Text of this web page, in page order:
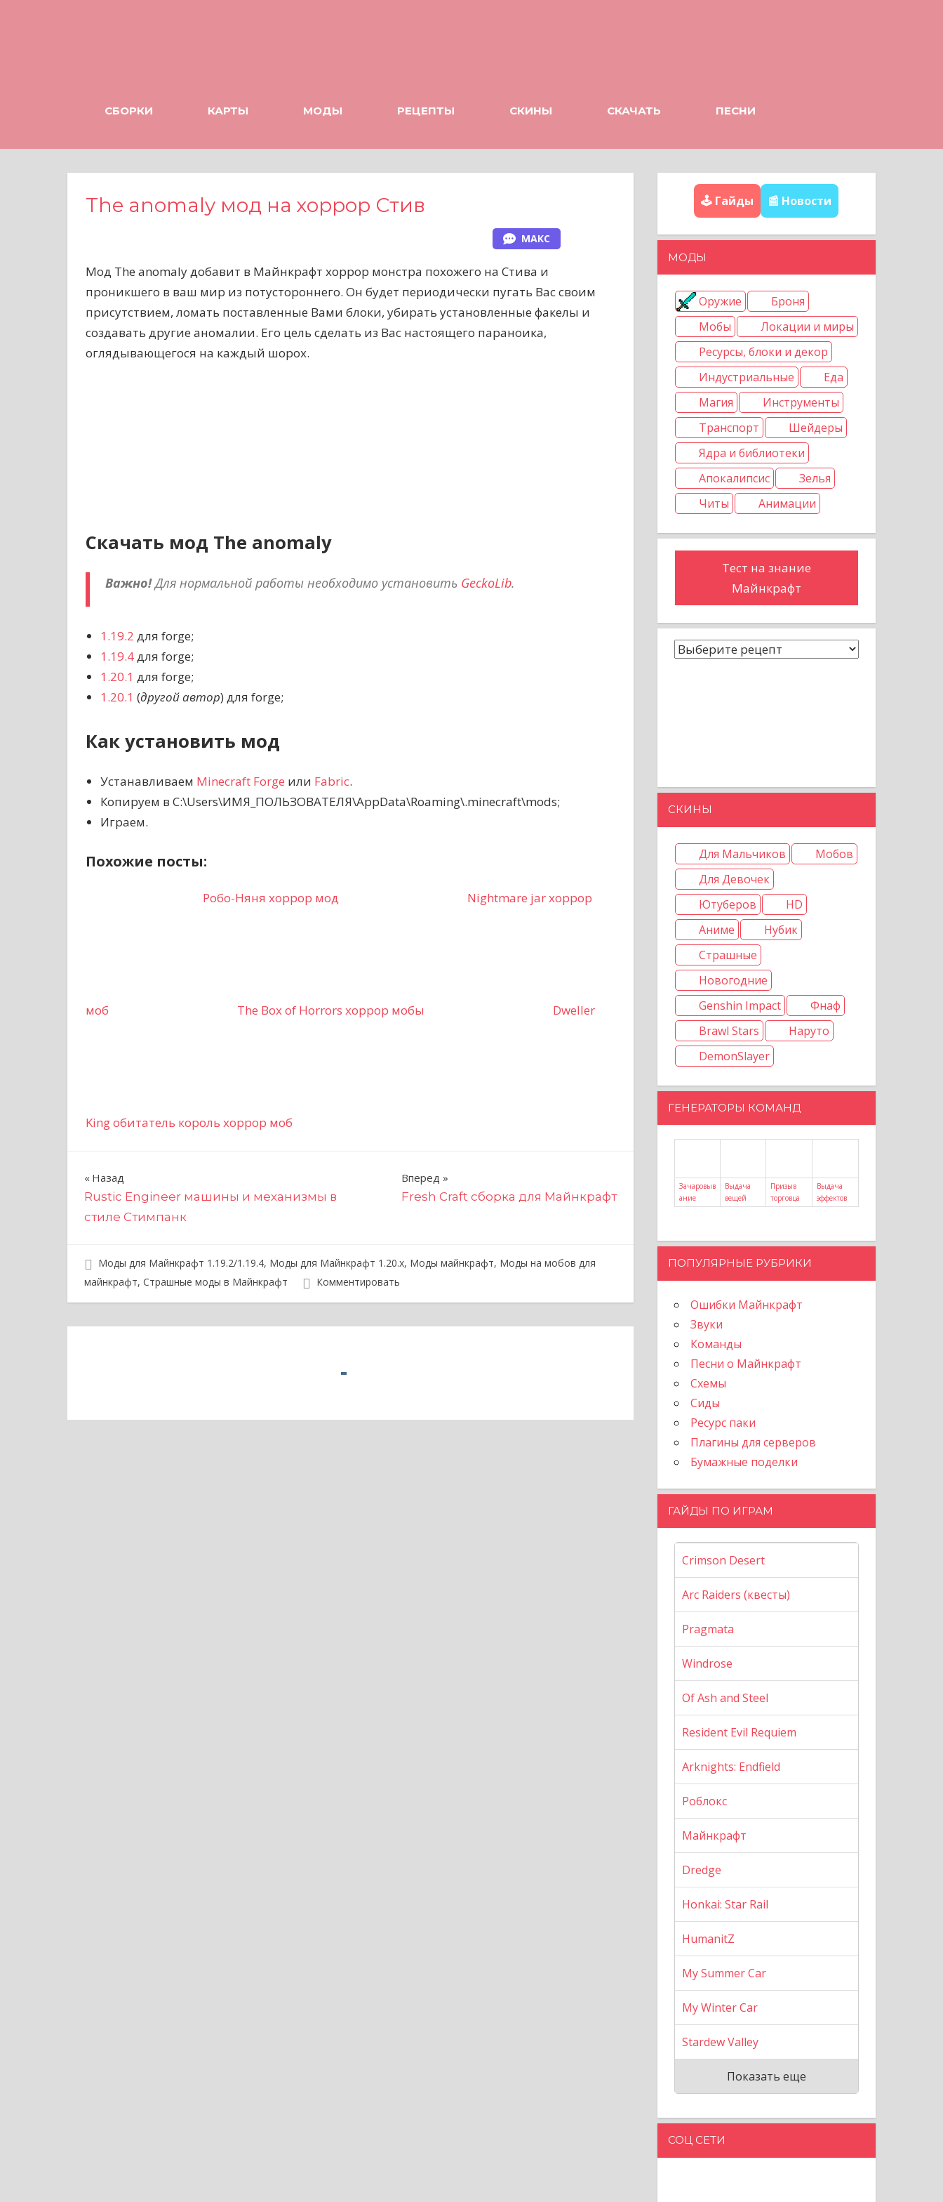
СБОРКИ КАРТЫ МОДЫ РЕЦЕПТЫ СКИНЫ СКАЧАТЬ ПЕСНИ
The anomaly мод на хоррор Стив
МАКС
Мод The anomaly добавит в Майнкрафт хоррор монстра похожего на Стива и
проникшего в ваш мир из потустороннего. Он будет периодически пугать Вас своим
присутствием, ломать поставленные Вами блоки, убирать установленные факелы и
создавать другие аномалии. Его цель сделать из Вас настоящего параноика,
оглядывающегося на каждый шорох.
Скачать мод The anomaly
Важно!Для нормальной работы необходимо установить GeckoLib.
1.19.2 для forge;
1.19.4для forge;
1.20.1 для forge;
1.20.1 (другой автор) для forge;
Как установить мод
Устанавливаем Minecraft Forge или Fabric.
Копируем в C:\Users\ИМЯ_ПОЛЬЗОВАТЕЛЯ\AppData\Roaming\.minecraft\mods;
Играем.
Похожие посты:
Робо-Няня хоррор мод Nightmare jar хоррор
моб The Box of Horrors хоррор мобы Dweller
King обитатель король хоррор моб
Н
и
г
Назад
Rustic Engineer машины и механизмы в
стиле Стимпанк
Вперед
Fresh Craft сборка для Майнкрафт
Моды для Майнкрафт 1.19.2/1.19.4, Моды для Майнкрафт 1.20.x, Моды майнкрафт, Моды на мобов для
майнкрафт, Страшные моды в Майнкрафт Комментировать
🕹️ Гайды 📰 Новости
МОДЫ
Оружие
Броня
Мобы
Локации и миры
Ресурсы, блоки и декор
Индустриальные
Еда
Магия
Инструменты
Транспорт
Шейдеры
Ядра и библиотеки
Апокалипсис
Зелья
Читы
Анимации
Тест на знание
Майнкрафт
СКИНЫ
Для Мальчиков
Мобов
Для Девочек
Ютуберов
HD
Аниме
Нубик
Страшные
Новогодние
Genshin Impact
Фнаф
Brawl Stars
Наруто
DemonSlayer
ГЕНЕРАТОРЫ КОМАНД
Зачаровыв
ание
Выдача
вещей
Призыв
торговца
Выдача
эффектов
ПОПУЛЯРНЫЕ РУБРИКИ
Ошибки Майнкрафт
Звуки
Команды
Песни о Майнкрафт
Схемы
Сиды
Ресурс паки
Плагины для серверов
Бумажные поделки
ГАЙДЫ ПО ИГРАМ
Crimson Desert
Arc Raiders (квесты)
Pragmata
Windrose
Of Ash and Steel
Resident Evil Requiem
Arknights: Endfield
Роблокс
Майнкрафт
Dredge
Honkai: Star Rail
HumanitZ
My Summer Car
My Winter Car
Stardew Valley
Показать еще
СОЦ СЕТИ